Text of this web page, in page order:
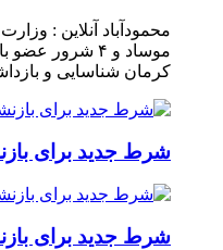
موساد و ۴
کرمان شناسایی و
شرط جدید برای
شرط جدید برای